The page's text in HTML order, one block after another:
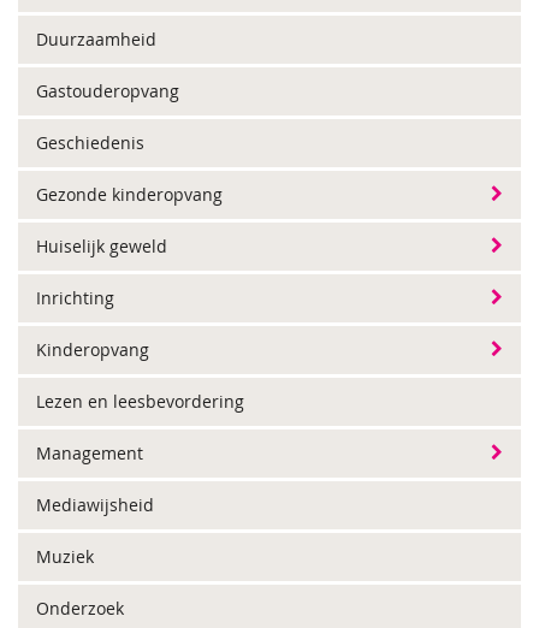
Duurzaamheid
Gastouderopvang
Geschiedenis
Gezonde kinderopvang
Huiselijk geweld
Inrichting
Kinderopvang
Lezen en leesbevordering
Management
Mediawijsheid
Muziek
Onderzoek